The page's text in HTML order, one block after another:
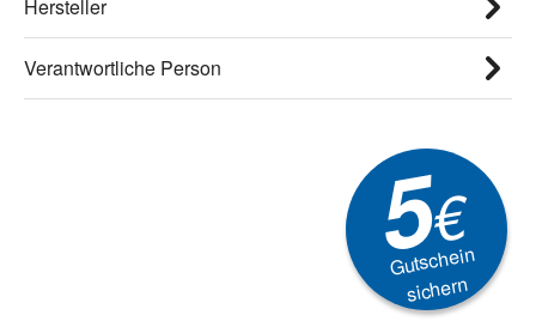
Hersteller
Verantwortliche Person
5€
Gutschein
sichern